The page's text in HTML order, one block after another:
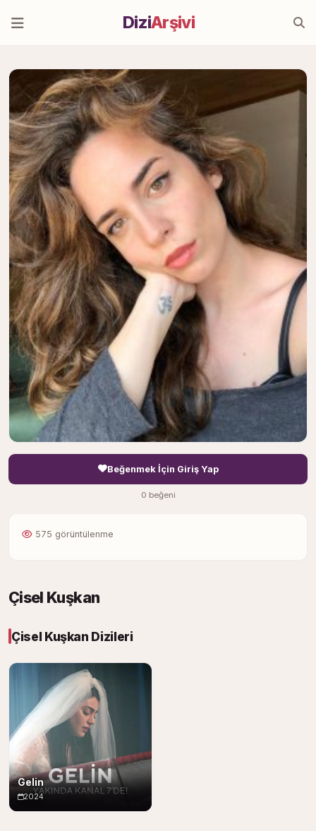
DiziArşivi
Beğenmek İçin Giriş Yap
0 beğeni
575 görüntülenme
Çisel Kuşkan
Çisel Kuşkan Dizileri
Gelin
2024